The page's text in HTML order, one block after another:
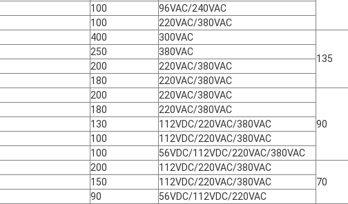
100
96VAC/240VAC
100 220VAC/380VAC
400
300VAC
135
250
380VAC
200
220VAC/380VAC
180
220VAC/380VAC
200 220VAC/380VAC
90
180
220VAC/380VAC
130
112VDC/220VAC/380VAC
100
112VDC/220VAC/380VAC
100 56VDC/112VDC/220VAC/380VAC
200
112VDC/220VAC/380VAC
70
150
112VDC/220VAC/380VAC
90 56VDC/112VDC/220VAC